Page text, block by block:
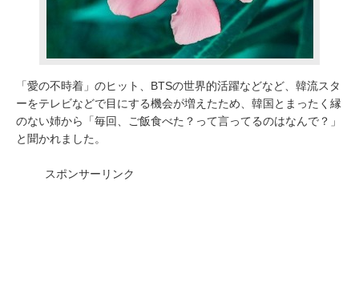
「愛の不時着」のヒット、BTSの世界的活躍などなど、韓流スタ
ーをテレビなどで目にする機会が増えたため、韓国とまったく縁
のない姉から「毎回、ご飯食べた？って言ってるのはなんで？」
と聞かれました。
スポンサーリンク